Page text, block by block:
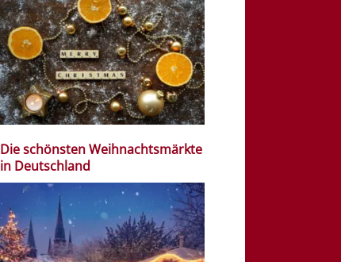
Die schönsten Weihnachtsmärkte
in Deutschland